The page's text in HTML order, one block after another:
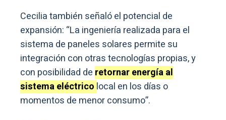
Cecilia también señaló el potencial de
expansión: “La ingeniería realizada para el
sistema de paneles solares permite su
integración con otras tecnologías propias, y
con posibilidad de retornar energía al
sistema eléctrico local en los días o
momentos de menor consumo”.